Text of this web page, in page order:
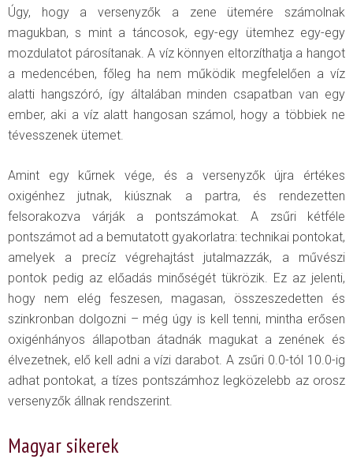
Úgy, hogy a versenyzők a zene ütemére számolnak
magukban, s mint a táncosok, egy-egy ütemhez egy-egy
mozdulatot párosítanak. A víz könnyen eltorzíthatja a hangot
a medencében, főleg ha nem működik megfelelően a víz
alatti hangszóró, így általában minden csapatban van egy
ember, aki a víz alatt hangosan számol, hogy a többiek ne
tévesszenek ütemet.
Amint egy kűrnek vége, és a versenyzők újra értékes
oxigénhez jutnak, kiúsznak a partra, és rendezetten
felsorakozva várják a pontszámokat. A zsűri kétféle
pontszámot ad a bemutatott gyakorlatra: technikai pontokat,
amelyek a precíz végrehajtást jutalmazzák, a művészi
pontok pedig az előadás minőségét tükrözik. Ez az jelenti,
hogy nem elég feszesen, magasan, összeszedetten és
szinkronban dolgozni – még úgy is kell tenni, mintha erősen
oxigénhányos állapotban átadnák magukat a zenének és
élvezetnek, elő kell adni a vízi darabot. A zsűri 0.0-tól 10.0-ig
adhat pontokat, a tízes pontszámhoz legközelebb az orosz
versenyzők állnak rendszerint.
Magyar sikerek